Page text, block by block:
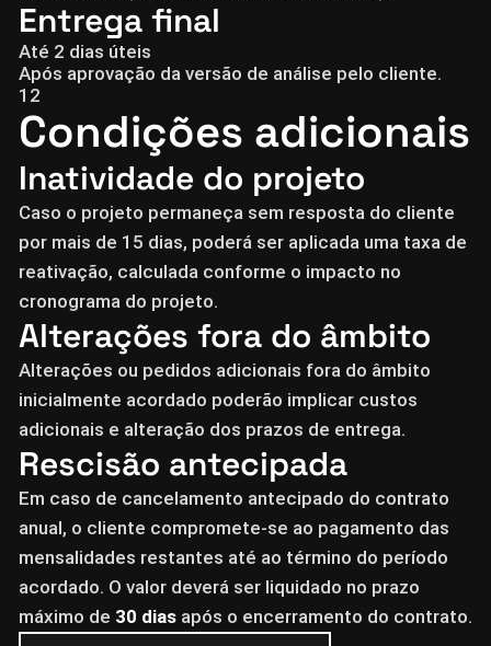
Entrega final
Até 2 dias úteis
Após aprovação da versão de análise pelo cliente.
12
Condições adicionais
Inatividade do projeto
Caso o projeto permaneça sem resposta do cliente
por mais de 15 dias, poderá ser aplicada uma taxa de
reativação, calculada conforme o impacto no
cronograma do projeto.
Alterações fora do âmbito
Alterações ou pedidos adicionais fora do âmbito
inicialmente acordado poderão implicar custos
adicionais e alteração dos prazos de entrega.
Rescisão antecipada
Em caso de cancelamento antecipado do contrato
anual, o cliente compromete-se ao pagamento das
mensalidades restantes até ao término do período
acordado. O valor deverá ser liquidado no prazo
máximo de 30 dias após o encerramento do contrato.